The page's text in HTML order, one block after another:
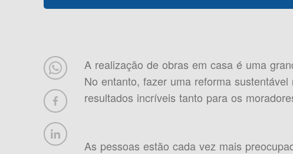
A realização de obras em casa é uma
No entanto, fazer uma reforma
resultados incríveis tanto para os
As pessoas estão cada vez mais